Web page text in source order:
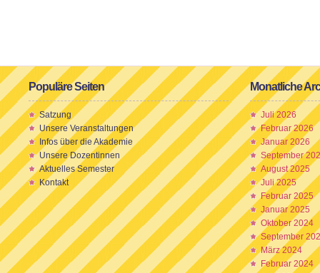
Populäre Seiten
Satzung
Unsere Veranstaltungen
Infos über die Akademie
Unsere Dozentinnen
Aktuelles Semester
Kontakt
Monatliche
Juli 2026
Februar 2026
Januar 2026
September
August 2025
Juli 2025
Februar 2025
Januar 2025
Oktober 2024
September
März 2024
Februar 2024